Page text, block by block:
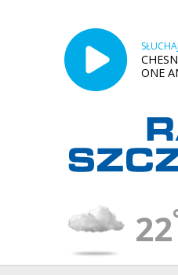
ONE
22